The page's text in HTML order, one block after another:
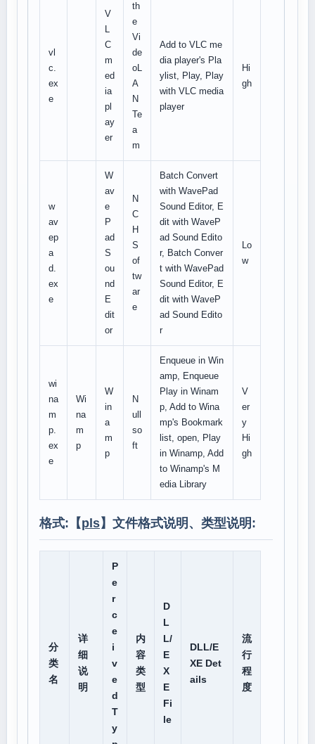
vl
c.
ex
e
V
L
C
m
ed
ia
pl
ay
er
th
e
Vi
de
oL
A
N
Te
a
m
Add to VLC me
dia player's Pla
ylist, Play, Play
with VLC media
player
Hi
gh
w
av
ep
a
d.
ex
e
W
av
e
P
ad
S
ou
nd
E
dit
or
N
C
H
S
of
tw
ar
e
Batch Convert
with WavePad
Sound Editor, E
dit with WaveP
ad Sound Edito
r, Batch Conver
t with WavePad
Sound Editor, E
dit with WaveP
ad Sound Edito
r
Lo
w
wi
na
m
p.
ex
e
Wi
na
m
p
W
in
a
m
p
N
ull
so
ft
Enqueue in Win
amp, Enqueue
Play in Winam
p, Add to Wina
mp's Bookmark
list, open, Play
in Winamp, Add
to Winamp's M
edia Library
V
er
y
Hi
gh
格式:【pls】文件格式说明、类型说明:
分
类
名
详
细
说
明
P
e
r
c
e
i
v
e
d
T
y
内
容
类
型
D
L
L/
E
X
E
Fi
le
DLL/E
XE Det
ails
流
行
程
度